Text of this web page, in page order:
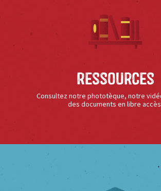
Ressources
Consultez notre phototèque, notre
des documents en libre